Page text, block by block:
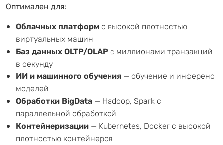
Оптимален для:
Облачных платформ с высокой плотностью
виртуальных машин
Баз данных OLTP/OLAP с миллионами транзакций
в секунду
ИИ и машинного обучения — обучение и инференс
моделей
Обработки BigData — Hadoop, Spark с
параллельной обработкой
Контейнеризации — Kubernetes, Docker с высокой
плотностью контейнеров